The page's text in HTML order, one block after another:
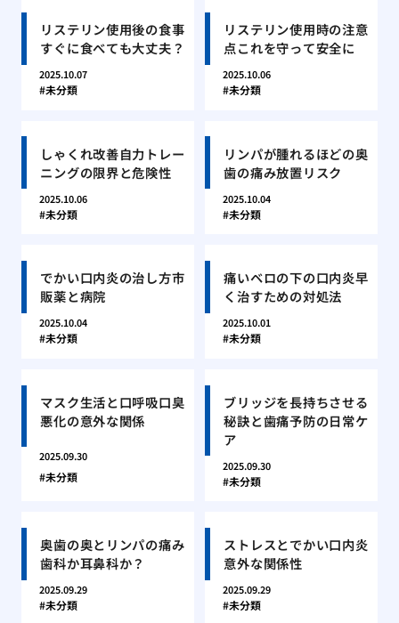
リステリン使用後の食事
すぐに食べても大丈夫？
2025.10.07
未分類
リステリン使用時の注意
点これを守って安全に
2025.10.06
未分類
しゃくれ改善自力トレー
ニングの限界と危険性
2025.10.06
未分類
リンパが腫れるほどの奥
歯の痛み放置リスク
2025.10.04
未分類
でかい口内炎の治し方市
販薬と病院
2025.10.04
未分類
痛いベロの下の口内炎早
く治すための対処法
2025.10.01
未分類
マスク生活と口呼吸口臭
悪化の意外な関係
2025.09.30
未分類
ブリッジを長持ちさせる
秘訣と歯痛予防の日常ケ
ア
2025.09.30
未分類
奥歯の奥とリンパの痛み
歯科か耳鼻科か？
2025.09.29
未分類
ストレスとでかい口内炎
意外な関係性
2025.09.29
未分類